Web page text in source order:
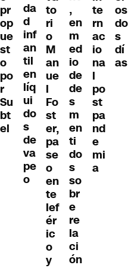
pr
op
ue
st
o
po
r
Su
bt
el
da
d
inf
an
til
en
líq
ui
do
s
de
va
pe
o
to
ri
o
M
an
ue
l
Fo
st
er,
pa
se
o
en
te
lef
ér
ic
o
y
,
en
m
ed
io
de
de
s
m
en
ti
do
s
so
br
e
re
la
ci
ón
te
rn
ac
io
na
l
po
st
pa
nd
e
mi
a
os
do
s
dí
as